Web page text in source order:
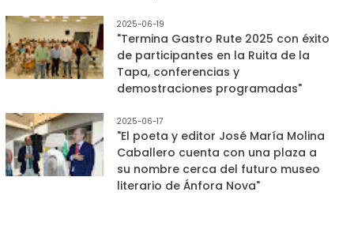
2025-06-19
"Termina Gastro Rute 2025 con éxito
de participantes en la Ruita de la
Tapa, conferencias y
demostraciones programadas"
2025-06-17
"El poeta y editor José María Molina
Caballero cuenta con una plaza a
su nombre cerca del futuro museo
literario de Ánfora Nova"